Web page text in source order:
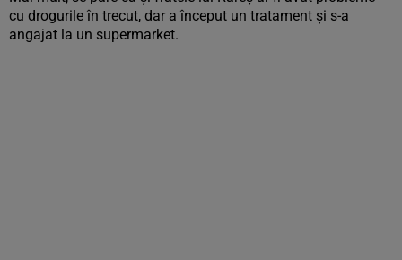
cu drogurile în trecut, dar a început un tratament și s-a
angajat la un supermarket.